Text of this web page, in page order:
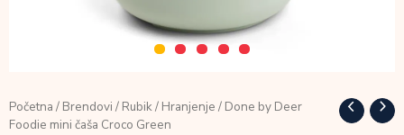
Početna / Brendovi / Rubik/ Hranjenje / Done by Deer
Foodie mini čaša Croco Green